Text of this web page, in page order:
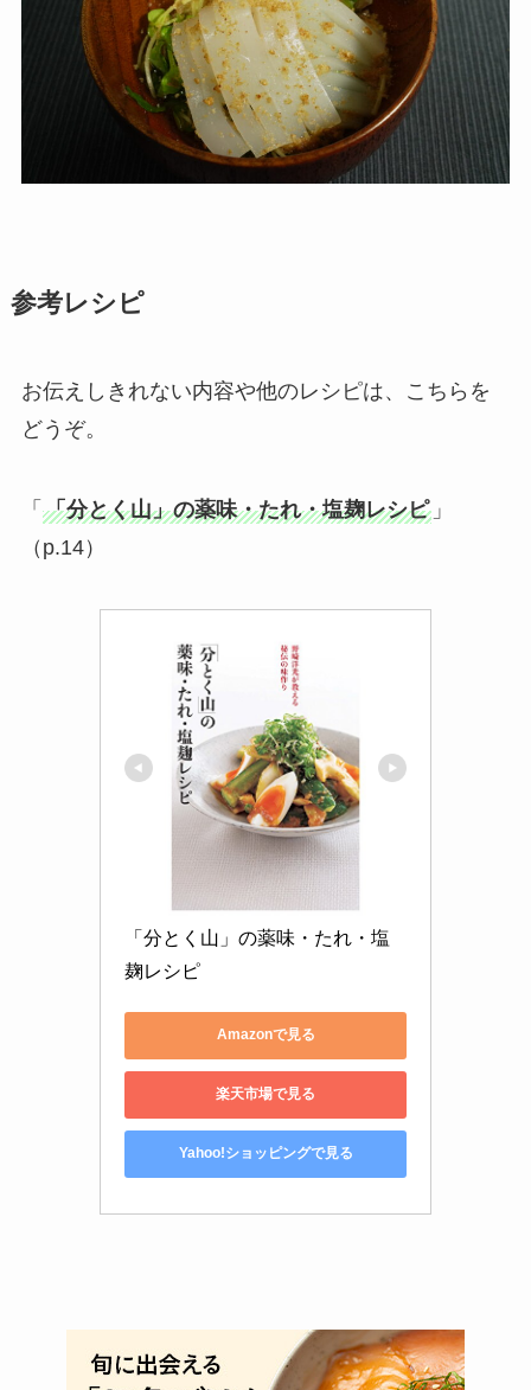
参考レシピ
お伝えしきれない内容や他のレシピは、こちらを
どうぞ。
「 「分とく山」の薬味・たれ・塩麹レシピ」
（p.14）
「分とく山」の薬味・たれ・塩
麹レシピ
Amazonで見る
楽天市場で見る
Yahoo!ショッピングで見る